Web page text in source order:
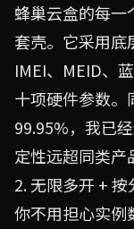
蜂巢云盒的每
套壳。它采用底
IMEI、MEID、
十项硬件参数。
99.95%，我已
定性远超同类产
2. 无限多开 + 按
你不用担心实例